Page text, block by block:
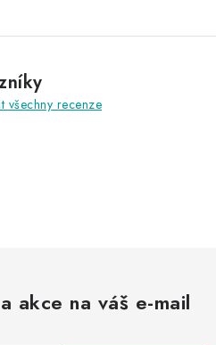
všechny recenze
akce na váš e-mail